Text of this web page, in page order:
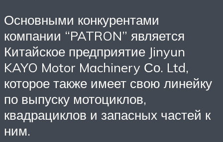
Основными конкурентами
компании “PATRON” является
Китайское предприятие Jinyun
KAYO Motor Machinery Со. Ltd,
которое также имеет свою линейку
по выпуску мотоциклов,
квадрациклов и запасных частей к
ним.